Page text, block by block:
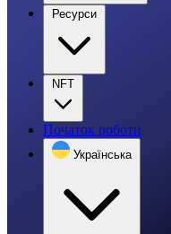
Ресурси
NFT
Початок роботи
Українська